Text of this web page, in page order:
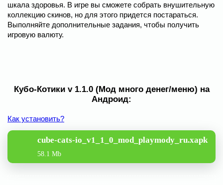
шкала здоровья. В игре вы сможете собрать внушительную
коллекцию скинов, но для этого придется постараться.
Выполняйте дополнительные задания, чтобы получить
игровую валюту.
Кубо-Котики v 1.1.0 (Мод много денег/меню) на
Андроид:
Как установить?
cube-cats-io_v1_1_0_mod_playmody_ru.xapk
58.1 Mb